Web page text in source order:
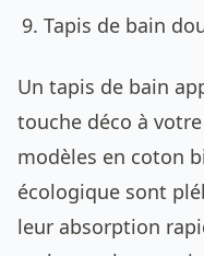
Tapis de bain
Un tapis de bain
touche déco à
modèles en coton
écologique sont
leur absorption